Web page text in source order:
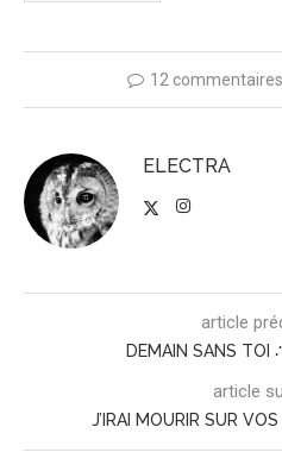
12 commentaires
ELECTRA
article
DEMAIN SANS TOI
article
J’IRAI MOURIR SUR